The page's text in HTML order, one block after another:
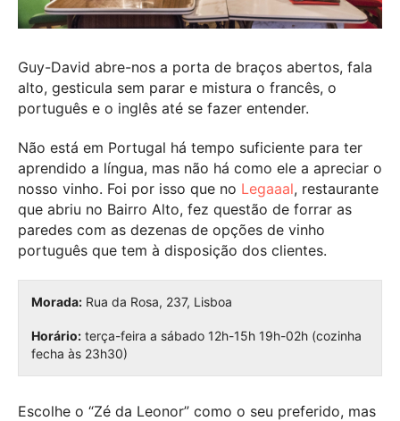
Guy-David abre-nos a porta de braços abertos, fala
alto, gesticula sem parar e mistura o francês, o
português e o inglês até se fazer entender.
Não está em Portugal há tempo suficiente para ter
aprendido a língua, mas não há como ele a apreciar o
nosso vinho. Foi por isso que no Legaaal, restaurante
que abriu no Bairro Alto, fez questão de forrar as
paredes com as dezenas de opções de vinho
português que tem à disposição dos clientes.
Morada: Rua da Rosa, 237, Lisboa
Horário: terça-feira a sábado 12h-15h 19h-02h (cozinha
fecha às 23h30)
Escolhe o “Zé da Leonor” como o seu preferido, mas